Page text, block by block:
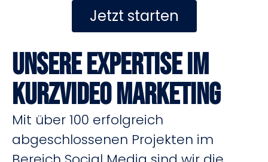
Jetzt starten
Unsere Expertise im
Kurzvideo Marketing
Mit über 100 erfolgreich
abgeschlossenen Projekten im